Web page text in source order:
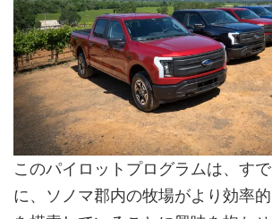
このパイロットプログラムは、す
に、ソノマ郡内の牧場がより効率